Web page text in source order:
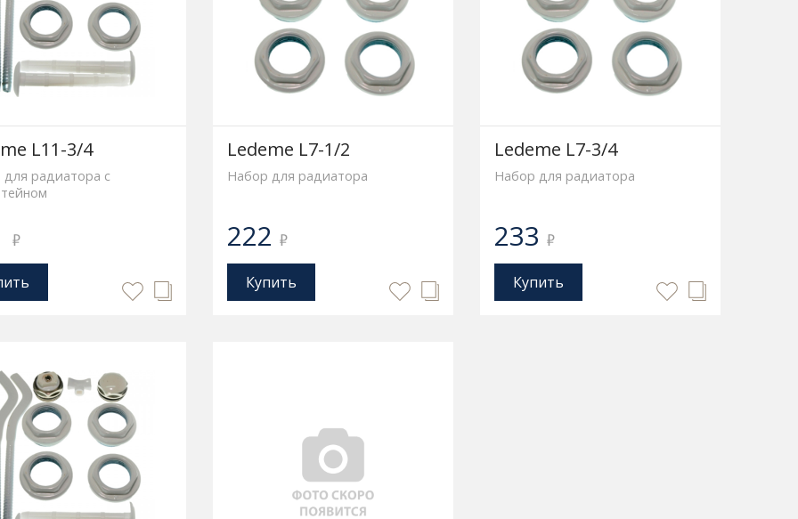
L11-3/4
радиатора с
₽
Ledeme L7-1/2
Набор для радиатора
222 ₽
Купить
Ledeme L7-3/4
Набор для радиатора
233 ₽
Купить